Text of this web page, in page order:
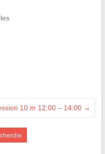
10 m 12:00 – 14:00 →